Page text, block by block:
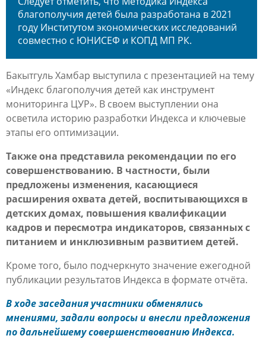
благополучия детей была разработана в 2021
году Институтом экономических исследований
совместно с ЮНИСЕФ и КОПД МП РК.
Бакытгуль Хамбар выступила с презентацией на тему
«Индекс благополучия детей как инструмент
мониторинга ЦУР». В своем выступлении она
осветила историю разработки Индекса и ключевые
этапы его оптимизации.
Также она представила рекомендации по его
совершенствованию. В частности, были
предложены изменения, касающиеся
расширения охвата детей, воспитывающихся в
детских домах, повышения квалификации
кадров и пересмотра индикаторов, связанных с
питанием и инклюзивным развитием детей.
Кроме того, было подчеркнуто значение ежегодной
публикации результатов Индекса в формате отчёта.
В ходе заседания участники обменялись
мнениями, задали вопросы и внесли предложения
по дальнейшему совершенствованию Индекса.